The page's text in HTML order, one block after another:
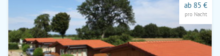
ab 85 €
pro Nacht